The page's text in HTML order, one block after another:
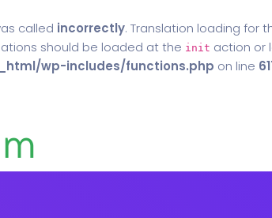
called incorrectly. Translation loading for
should be loaded at the init action or
wp-includes/functions.php on line